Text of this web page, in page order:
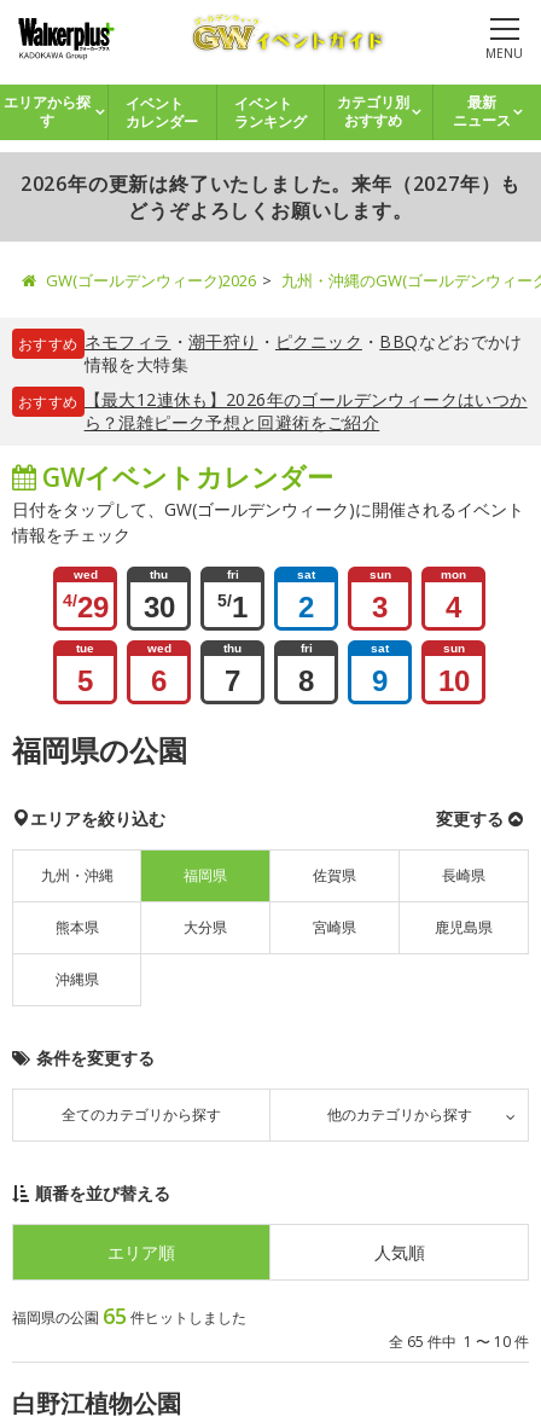
MENU
エリアから探
す
イベント
カレンダー
イベント
ランキング
カテゴリ別
おすすめ
最新
ニュース
2026年の更新は終了いたしました。来年（2027年）も
どうぞよろしくお願いします。
GW(ゴールデンウィーク)2026 九州・沖縄のGW(ゴールデンウィ
おすすめ ネモフィラ ・ 潮干狩り ・ ピクニック ・ BBQなどおでかけ
情報を大特集
おすすめ
【最大12連休も】2026年のゴールデンウィークはいつか
ら？混雑ピーク予想と回避術をご紹介
GWイベントカレンダー
日付をタップして、GW(ゴールデンウィーク)に開催されるイベント
情報をチェック
wed
4/29
thu
30
fri
5/1
sat
2
sun
3
mon
4
tue
5
wed
6
thu
7
fri
8
sat
9
sun
10
福岡県の公園
エリアを絞り込む 変更する
九州・沖縄 福岡県 佐賀県 長崎県
熊本県 大分県 宮崎県 鹿児島県
沖縄県
条件を変更する
全てのカテゴリから探す 他のカテゴリから探す
順番を並び替える
エリア順 人気順
福岡県の公園 65 件ヒットしました
全 65 件中 1 〜 10 件
白野江植物公園